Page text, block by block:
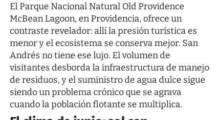
El Parque Nacional Natural Old Providence
McBean Lagoon, en Providencia, ofrece un
contraste revelador: allí la presión turística es
menor y el ecosistema se conserva mejor. San
Andrés no tiene ese lujo. El volumen de
visitantes desborda la infraestructura de manejo
de residuos, y el suministro de agua dulce sigue
siendo un problema crónico que se agrava
cuando la población flotante se multiplica.